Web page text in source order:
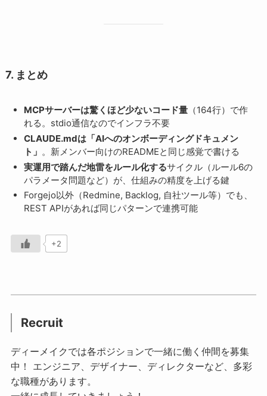
7. まとめ
MCPサーバーは驚くほど少ないコード量 （164行）で作
れる。stdio通信なのでインフラ不要
CLAUDE.mdは「AIへのオンボーディングドキュメン
ト」 。新メンバー向けのREADMEと同じ感覚で書ける
実運用で踏んだ地雷をルール化するサイクル（ルール6の
パラメータ問題など）が、仕組みの精度を上げる鍵
Forgejo以外（Redmine, Backlog, 自社ツール等）でも、
REST APIがあれば同じパターンで連携可能
+2
Recruit
ディーメイクでは各ポジションで一緒に働く仲間を募集
中！ エンジニア、デザイナー、ディレクターなど、多彩
な職種があります。